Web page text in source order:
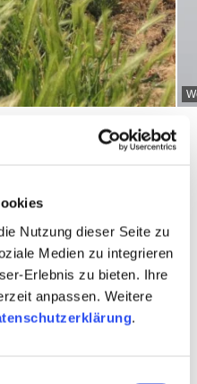
Nutzung dieser Seite zu
Medien zu integrieren
Erlebnis zu bieten. Ihre
anpassen. Weitere
.